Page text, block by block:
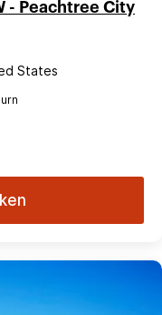
- Peachtree City
States